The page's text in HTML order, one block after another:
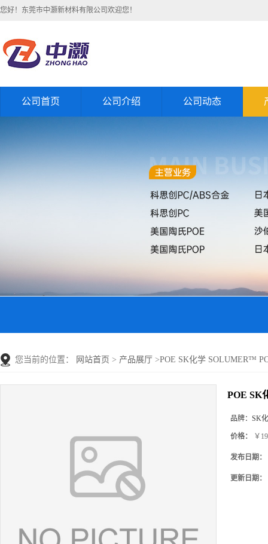
您好！东莞市中灏新材料有限公司欢迎您！
公司首页 公司介绍 公司动态
您当前的位置： 网站首页 > 产品展厅 >POE SK化学 SOLUMER™
POE SK
品牌： SK
价格： ￥
发布日期：
更新日期：